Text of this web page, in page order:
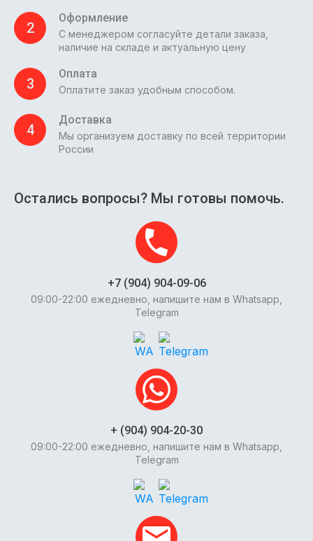
2
Оформление
С менеджером согласуйте детали заказа,
наличие на складе и актуальную цену
3
Оплата
Оплатите заказ удобным способом.
4
Доставка
Мы организуем доставку по всей территории
России
Остались вопросы? Мы готовы помочь.
+7 (904) 904-09-06
09:00-22:00 ежедневно, напишите нам в Whatsapp,
Telegram
+ (904) 904-20-30
09:00-22:00 ежедневно, напишите нам в Whatsapp,
Telegram